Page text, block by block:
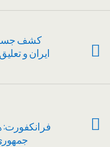
کشف جسد
ایران و
فرانکفورت: